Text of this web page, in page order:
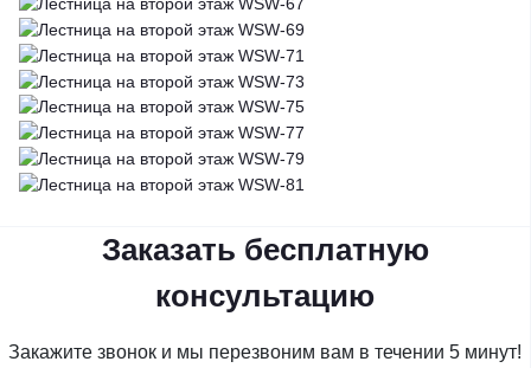
Заказать бесплатную
консультацию
Закажите звонок и мы перезвоним вам в течении 5 минут!